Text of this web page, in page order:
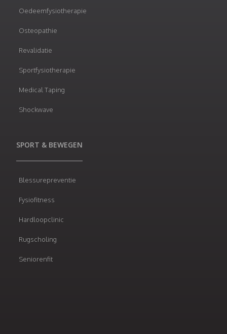
Oedeemfysiotherapie
Osteopathie
Revalidatie
Sportfysiotherapie
Medical Taping
Shockwave
SPORT & BEWEGEN
Blessurepreventie
Fysiofitness
Hardloopclinic
Rugscholing
Seniorenfit